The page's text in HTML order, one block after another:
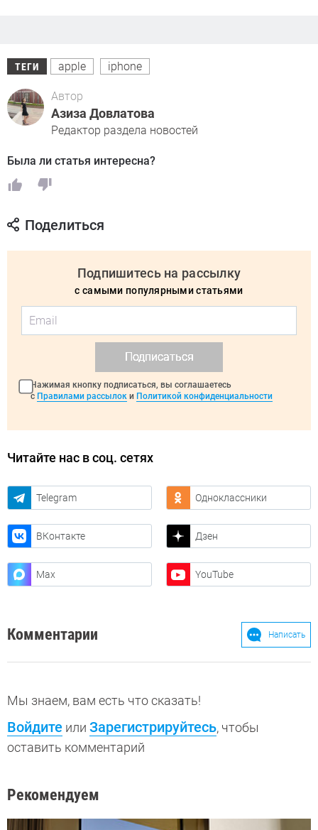
ТЕГИ apple iphone
Автор
Азиза Довлатова
Редактор раздела новостей
Была ли статья интересна?
Поделиться
Подпишитесь на рассылку
с самыми популярными статьями
Подписаться
Нажимая кнопку подписаться, вы соглашаетесь
с Правилами рассылок и Политикой конфиденциальности
Читайте нас в соц. сетях
Telegram Одноклассники
ВКонтакте Дзен
Max YouTube
Комментарии Написать
Мы знаем, вам есть что сказать!
Войдите или Зарегистрируйтесь, чтобы
оставить комментарий
Рекомендуем